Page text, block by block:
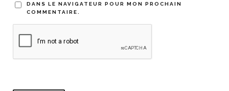
DANS LE NAVIGATEUR POUR MON PROCHAIN
COMMENTAIRE.